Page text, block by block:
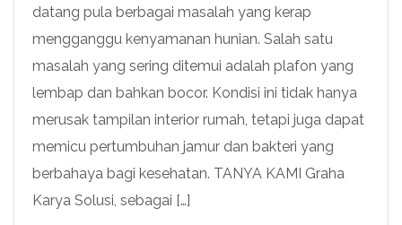
datang pula berbagai masalah yang kerap
mengganggu kenyamanan hunian. Salah satu
masalah yang sering ditemui adalah plafon yang
lembap dan bahkan bocor. Kondisi ini tidak hanya
merusak tampilan interior rumah, tetapi juga dapat
memicu pertumbuhan jamur dan bakteri yang
berbahaya bagi kesehatan. TANYA KAMI Graha
Karya Solusi, sebagai […]